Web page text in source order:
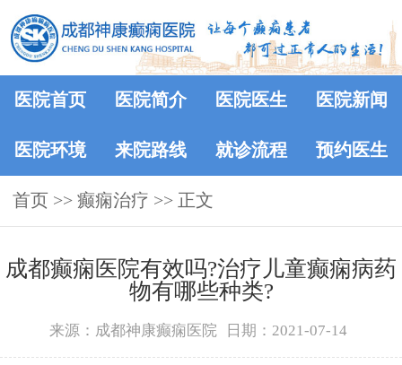
医院首页 医院简介 医院医生 医院新闻
医院环境 来院路线 就诊流程 预约医生
首页 >> 癫痫治疗 >> 正文
成都癫痫医院有效吗?治疗儿童癫痫病药
物有哪些种类?
来源：成都神康癫痫医院 日期：2021-07-14